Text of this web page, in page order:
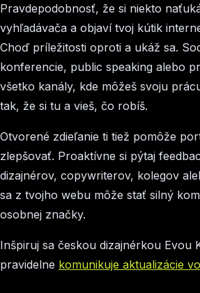
Pravdepodobnosť, že si niekto
vyhľadávača a objaví tvoj kútik
Choď príležitosti oproti a ukáž sa.
konferencie, public speaking alebo
všetko kanály, kde môžeš svoju
tak, že si tu a vieš, čo robíš.
Otvorené zdieľanie ti tiež pomôže
zlepšovať. Proaktívne si pýtaj
dizajnérov, copywriterov, kolegov
sa z tvojho webu môže stať silný
osobnej značky.
Inšpiruj sa českou dizajnérkou Evou
pravidelne komunikuje aktualizácie